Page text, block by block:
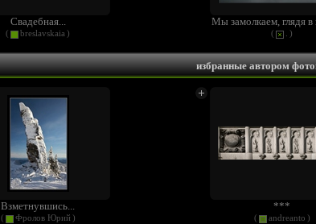
Свадебная...
( breslavskaia )
Мы замолкаем, глядя в
( )
избранные автором
Взметнувшись...
( Фролов Юрий )
***
( andreanto )